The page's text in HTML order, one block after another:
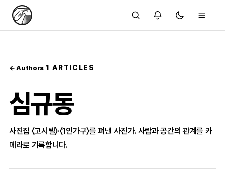
← Authors 1 ARTICLES
심규동
사진집 〈고시텔〉·〈1인가구〉를 펴낸 사진가. 사람과 공간의 관계를 카
메라로 기록합니다.